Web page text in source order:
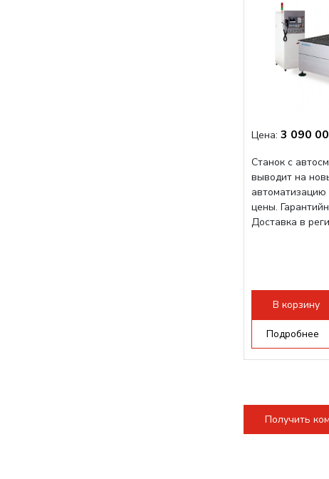
Цена: 3 090
Станок с
выводит на
автоматизацию
цены.
Доставка в
В корзину
Подробнее
Получить